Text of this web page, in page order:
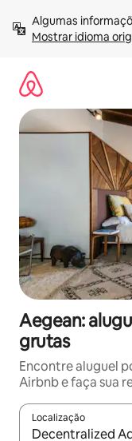
para
Mostrar idioma
Aegean:
grutas
Encontre aluguel
Airbnb e faça sua
Localização
Quando os